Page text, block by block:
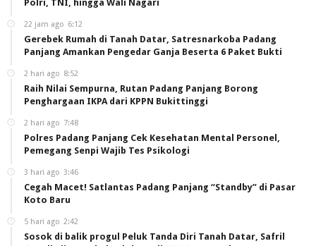
Polri, TNI, hingga Wali Nagari
22 jam ago 6:12
Gerebek Rumah di Tanah Datar, Satresnarkoba Padang
Panjang Amankan Pengedar Ganja Beserta 6 Paket Bukti
2 hari ago 8:52
Raih Nilai Sempurna, Rutan Padang Panjang Borong
Penghargaan IKPA dari KPPN Bukittinggi
2 hari ago 7:48
Polres Padang Panjang Cek Kesehatan Mental Personel,
Pemegang Senpi Wajib Tes Psikologi
3 hari ago 3:46
Cegah Macet! Satlantas Padang Panjang “Standby” di Pasar
Koto Baru
5 hari ago 2:42
Sosok di balik progul Peluk Tanda Diri Tanah Datar, Safril